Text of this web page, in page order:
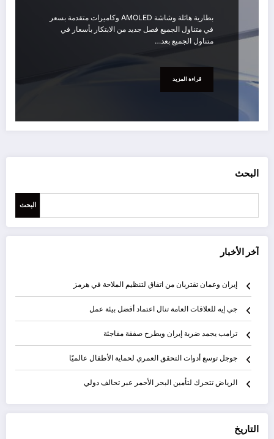
بطارية هائلة وشاشة AMOLED وكاميرات متقدمة بسعر
في متناول الجميع فصل جديد من الابتكار بأسعار في
متناول الجميع بعد…
قراءة المزيد
البحث
البحث
آخر الأخبار
إيران وعمان تقتربان من اتفاق لتنظيم الملاحة في هرمز
جي إيه للعلاقات العامة تنال اعتماد أفضل بيئة عمل
ترامب يجمد ضربة إيران ويطرح صفقة مفاجئة
جوجل توسع أدوات التحقق العمري لحماية الأطفال عالميًا
الرياض تتحرك لتأمين البحر الأحمر عبر تحالف دولي
التاريخ